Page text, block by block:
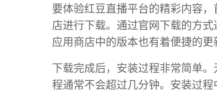
要体验红豆直播平台的精彩内容
店进行下载。通过官网下载的方
应用商店中的版本也有着便捷的
下载完成后，安装过程非常简单
程通常不会超过几分钟。安装过